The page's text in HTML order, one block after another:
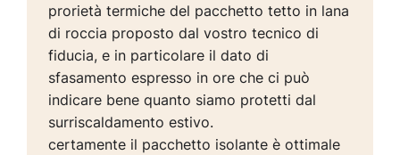
prorietà termiche del pacchetto tetto in lana
di roccia proposto dal vostro tecnico di
fiducia, e in particolare il dato di
sfasamento espresso in ore che ci può
indicare bene quanto siamo protetti dal
surriscaldamento estivo.
certamente il pacchetto isolante è ottimale